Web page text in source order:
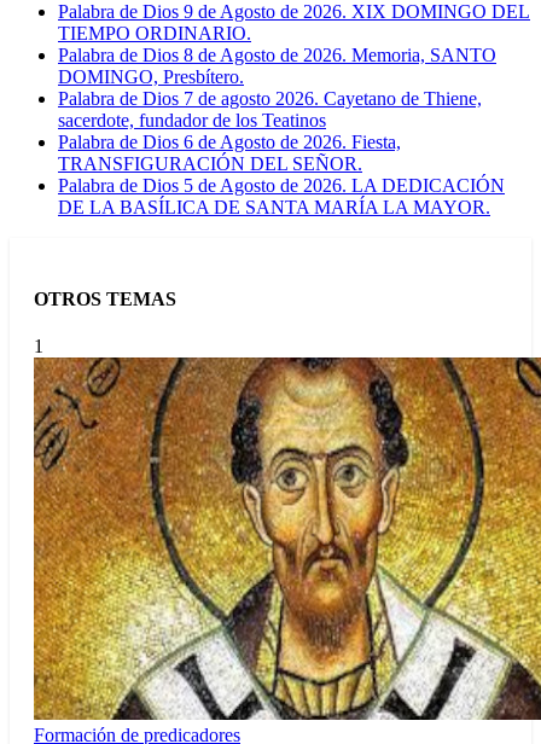
Palabra de Dios 9 de Agosto de 2026. XIX DOMINGO DEL
TIEMPO ORDINARIO.
Palabra de Dios 8 de Agosto de 2026. Memoria, SANTO
DOMINGO, Presbítero.
Palabra de Dios 7 de agosto 2026. Cayetano de Thiene,
sacerdote, fundador de los Teatinos
Palabra de Dios 6 de Agosto de 2026. Fiesta,
TRANSFIGURACIÓN DEL SEÑOR.
Palabra de Dios 5 de Agosto de 2026. LA DEDICACIÓN
DE LA BASÍLICA DE SANTA MARÍA LA MAYOR.
OTROS TEMAS
1
Formación de predicadores